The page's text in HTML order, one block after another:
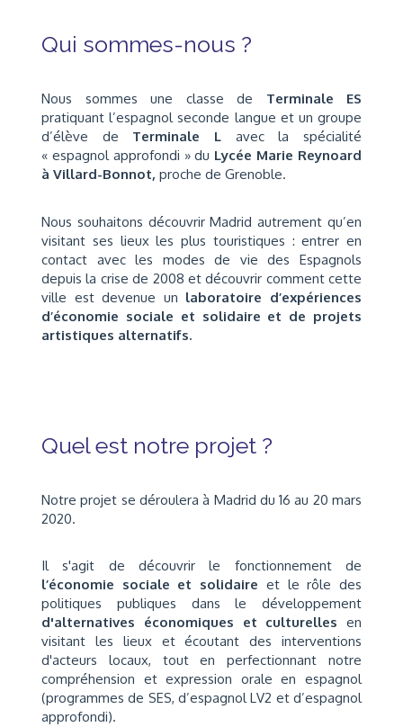
Qui sommes-nous ?
Nous sommes une classe de Terminale ES
pratiquant l’espagnol seconde langue et un groupe
d’élève de Terminale L avec la spécialité
« espagnol approfondi » du Lycée Marie Reynoard
à Villard-Bonnot, proche de Grenoble.
Nous souhaitons découvrir Madrid autrement qu’en
visitant ses lieux les plus touristiques : entrer en
contact avec les modes de vie des Espagnols
depuis la crise de 2008 et découvrir comment cette
ville est devenue un laboratoire d’expériences
d’économie sociale et solidaire et de projets
artistiques alternatifs.
Quel est notre projet ?
Notre projet se déroulera à Madrid du 16 au 20 mars
2020.
Il s'agit de découvrir le fonctionnement de
l’économie sociale et solidaire et le rôle des
politiques publiques dans le développement
d'alternatives économiques et culturelles en
visitant les lieux et écoutant des interventions
d'acteurs locaux, tout en perfectionnant notre
compréhension et expression orale en espagnol
(programmes de SES, d’espagnol LV2 et d’espagnol
approfondi).